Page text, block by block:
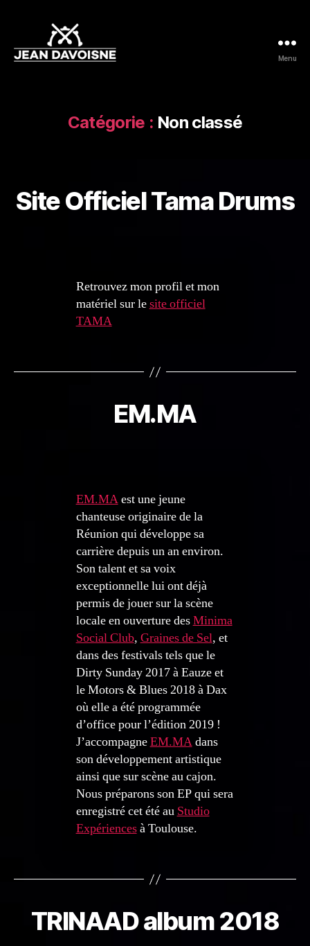
Menu
Catégorie : Non classé
Site Officiel Tama Drums
Retrouvez mon profil et mon
matériel sur lesite officiel
TAMA
EM.MA
EM.MAest une jeune
chanteuse originaire de la
Réunion qui développe sa
carrière depuis un an environ.
Son talent et sa voix
exceptionnelle lui ont déjà
permis de jouer sur la scène
locale en ouverture desMinima
Social Club, Graines de Sel, et
dans des festivals tels que le
Dirty Sunday 2017 à Eauze et
le Motors & Blues 2018 à Dax
où elle a été programmée
d’office pour l’édition 2019 !
J’accompagneEM.MAdans
son développement artistique
ainsi que sur scène au cajon.
Nous préparons son EP qui sera
enregistré cet été au Studio
Expériencesà Toulouse.
TRINAAD album 2018